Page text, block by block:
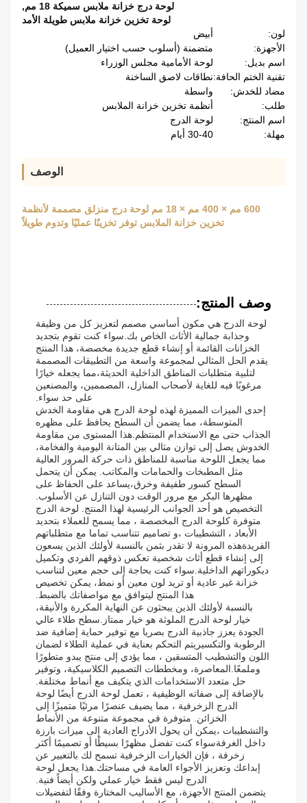
لوحة درج خزانة ملابس سميكة 18 مم
,
لوحة تخزين خزانة ملابس طويلة الأمد
لون:
أبيض
الأجهزة:
متضمنة (أسلوب حسب اختيار العميل)
اسم بديل:
لوحة الأمامية مجلس الوزراء
تقنية الختم الحافة:نطاقات لاصق الساخنة
مضاد للخدش:
واسطة
طلب:
أنظمة تخزين خزانة الملابس
اسم المنتج:
لوحة الدرج
مهلة:
30-40 أيام
الوصف
600 مم × 400 مم × 18 مم لوحة درج منزلق مصممة لأنظمة
تخزين خزانة الملابس توفر تخزينًا عمليًا وتدوم طويلاً
وصف المنتج:
لوحة الدرج هي مكون أساسي مصمم لتعزيز كل من وظيفة
وجذابة جمالية الأثاث الخاص بك.سواء كنت تقوم بتجديد
الخزانات القائمة أو إنشاء قطع جديدة مخصصة، هذا المنتج
يقدم الحل المثالي لمجموعة واسعة من التطبيقات المصممة
لتلبية متطلبات المناطق الداخلية الحديثة،مما يجعله خيارًا
مرغوبًا فيه للغاية لأصحاب المنازل، المصممين، والمصنعين
على حد سواء.
إحدى الميزات المميزة لهذه لوحة الدرج هي مقاومة الخدش
المتوسطة، مما يضمن أن السطح يحافظ على مظهره
الجذاب حتى مع الاستخدام المنتظم.هذا المستوى من مقاومة
الخدوش يصل إلى توازن مثالي بين المتانة اليومية والفخامة،
مما يجعل اللوحة مناسبة للمناطق ذات حركة المرور العالية
مثل المطبخات والحمامات والمكاتب. يمكن أن يتحمل
السطح كسور طفيفة وخرق،يساعد على الحفاظ على
مظهرها البكر مع مرور الوقت دون التنازل عن الأسلوب.
التخصيص هو أحد الجوانب الرئيسية لهذا المنتج. لوحة الدرج
متوفرة كلوحة الدرج المخصصة ، مما يسمح للعملاء بتحديد
الأبعاد ، التشطيبات ،و تصاميم تتناسب تماما مع متطلباتهم
الفريدةهذه المرونة لا تقدر بثمن بالنسبة لأولئك الذين يسعون
إلى إنشاء قطع أثاث شخصية تعكس ذوقهم الفردي وتكميل
ديكوراتهم الداخلية.سواء كنت بحاجة إلى حجم معين لتناسب
خزانة غير عادية أو تريد لون معين أو نمط، يمكن تخصيص
هذا المنتج ليتوافق مع مواصفاتك بالضبط.
بالنسبة لأولئك الذين يبحثون عن النهاية المكررة والأنيقة،
خيار لوحة الدرج الملوثة هو خيار ممتاز.سطح طلاء عالي
الجودة يعزز جاذبية الدرج بصريا مع توفير حماية إضافية ضد
الرطوبة والتكسيريتم التحكم بعناية في عملية الطلاء لضمان
اللون والتشطيب المتسقين ، مما يؤدي إلى منتج يبدو متطورًا
وملمعًا.المعاصرة، ومخططات التصميم الكلاسيكية، وتوفير
حل متعدد الاستخدامات الذي يتكيف مع أنماط مختلفة.
بالإضافة إلى صفاته الوظيفية ، تعمل لوحة الدرج أيضًا لوحة
الدرج الزخرفية ، مما يضيف عنصرًا مرئيًا متميزًا إلى
الخزائن. متوفرة في مجموعة متنوعة من الأنماط
والتشطيبات ،يمكن أن يحول الأدراج العادية إلى ميزات بارزة
داخل الغرفةسواء كنت تفضل مظهرًا بسيطًا أو تصميمًا أكثر
زخرفة ، فإن الخيارات الزخرفية تسمح لك بالتعبير عن
إبداعك وتعزيز الأجواء العامة في مساحتك.هذا يجعل لوحة
الدرج ليس فقط خيار عملي ولكن أيضاً فنية.
يتضمن المنتج الأجهزة، مع الأساليب المختارة وفقًا لتفضيلات